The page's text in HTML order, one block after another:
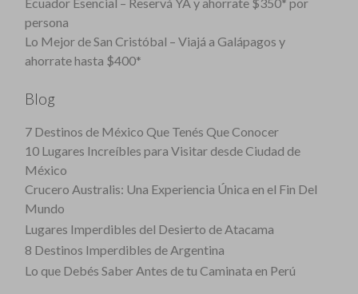
Ecuador Esencial – Reservá YA y ahorrate $350* por
persona
Lo Mejor de San Cristóbal – Viajá a Galápagos y
ahorrate hasta $400*
Blog
7 Destinos de México Que Tenés Que Conocer
10 Lugares Increíbles para Visitar desde Ciudad de
México
Crucero Australis: Una Experiencia Única en el Fin Del
Mundo
Lugares Imperdibles del Desierto de Atacama
8 Destinos Imperdibles de Argentina
Lo que Debés Saber Antes de tu Caminata en Perú